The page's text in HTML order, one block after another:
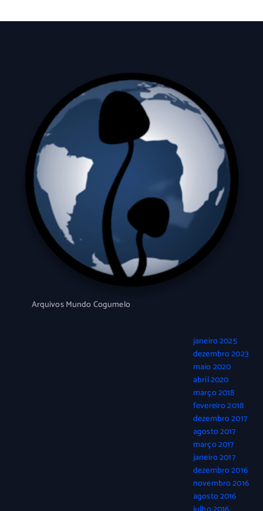
Arquivos Mundo Cogumelo
janeiro 2025
dezembro 2023
maio 2020
abril 2020
março 2018
fevereiro 2018
dezembro 2017
agosto 2017
março 2017
janeiro 2017
dezembro 2016
novembro 2016
agosto 2016